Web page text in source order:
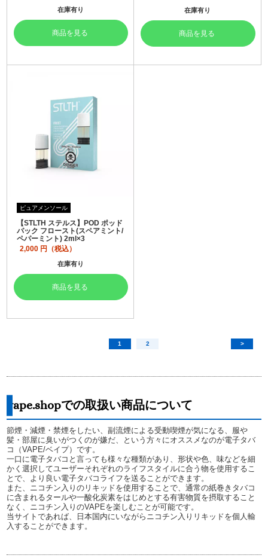
在庫有り
商品を見る
在庫有り
商品を見る
ピュアメンソール
【STLTH ステルス】POD ポッド
パック フロースト(スペアミント/
ペパーミント) 2ml×3
2,000 円（税込）
在庫有り
商品を見る
1 2 >
vape.shopでの取扱い商品について
節煙・減煙・禁煙をしたい、副流煙による受動喫煙が気になる、服や
髪・部屋に臭いがつくのが嫌だ、という方々にオススメなのが電子タバ
コ（VAPE/ベイプ）です。
一口に電子タバコと言っても様々な種類があり、形状や色、味などを細
かく選択してユーザーそれぞれのライフスタイルに合う物を使用するこ
とで、より良い電子タバコライフを送ることができます。
また、ニコチン入りのリキッドを使用することで、通常の紙巻きタバコ
に含まれるタールや一酸化炭素をはじめとする有害物質を摂取すること
なく、ニコチン入りのVAPEを楽しむことが可能です。
当サイトであれば、日本国内にいながらニコチン入りリキッドを個人輸
入することができます。